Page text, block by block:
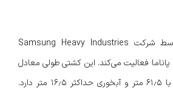
کشتی HMM Oslo توسط شرکت Samsung Heavy Industries
فعالیت می‌کند. این کشتی طولی معادل
۳۹۹٫۹ متر، عرضی برابر با ۶۱٫۵ متر و آبخوری حداکثر ۱۶٫۵ متر دارد.